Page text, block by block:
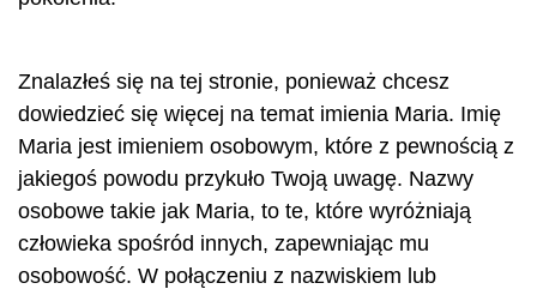
Znalazłeś się na tej stronie, ponieważ chcesz
dowiedzieć się więcej na temat imienia Maria. Imię
Maria jest imieniem osobowym, które z pewnością z
jakiegoś powodu przykuło Twoją uwagę. Nazwy
osobowe takie jak Maria, to te, które wyróżniają
człowieka spośród innych, zapewniając mu
osobowość. W połączeniu z nazwiskiem lub